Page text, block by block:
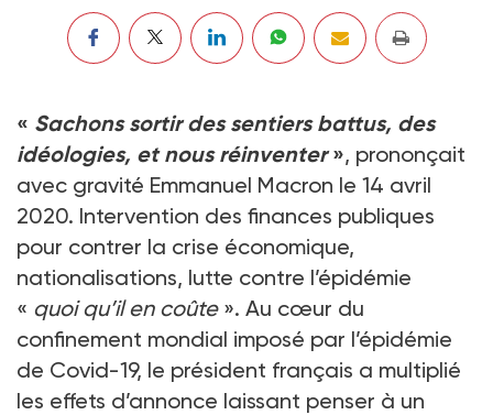
« Sachons sortir des sentiers battus, des
idéologies, et nous réinventer», prononçait
avec gravité Emmanuel Macron le 14 avril
2020. Intervention des finances publiques
pour contrer la crise économique,
nationalisations, lutte contre l’épidémie
« quoi qu’il en coûte». Au cœur du
confinement mondial imposé par l’épidémie
de Covid-19, le président français a multiplié
les effets d’annonce laissant penser à un